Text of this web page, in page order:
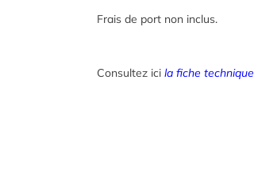
Frais de port non inclus.
Consultez ici la fiche technique